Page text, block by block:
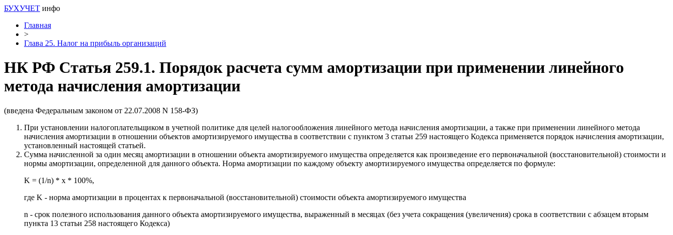
БУХУЧЕТ инфо
Главная
>
Глава 25. Налог на прибыль организаций
НК РФ Статья 259.1. Порядок расчета сумм амортизации при применении линейного
метода начисления амортизации
(введена Федеральным законом от 22.07.2008 N 158-ФЗ)
При установлении налогоплательщиком в учетной политике для целей налогообложения линейного метода начисления амортизации, а также при применении линейного метода
начисления амортизации в отношении объектов амортизируемого имущества в соответствии с пунктом 3 статьи 259 настоящего Кодекса применяется порядок начисления амортизации,
установленный настоящей статьей.
Сумма начисленной за один месяц амортизации в отношении объекта амортизируемого имущества определяется как произведение его первоначальной (восстановительной) стоимости и
нормы амортизации, определенной для данного объекта. Норма амортизации по каждому объекту амортизируемого имущества определяется по формуле:
K = (1/n) * x * 100%,
где K - норма амортизации в процентах к первоначальной (восстановительной) стоимости объекта амортизируемого имущества
n - срок полезного использования данного объекта амортизируемого имущества, выраженный в месяцах (без учета сокращения (увеличения) срока в соответствии с абзацем вторым
пункта 13 статьи 258 настоящего Кодекса)